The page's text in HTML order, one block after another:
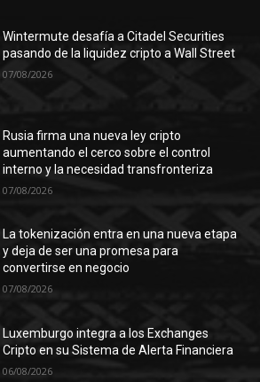
Wintermute desafía a Citadel Securities
pasando de la liquidez cripto a Wall Street
07/08/2026
Rusia firma una nueva ley cripto
aumentando el cerco sobre el control
interno y la necesidad transfronteriza
07/08/2026
La tokenización entra en una nueva etapa
y deja de ser una promesa para
convertirse en negocio
07/08/2026
Luxemburgo integra a los Exchanges
Cripto en su Sistema de Alerta Financiera
06/08/2026